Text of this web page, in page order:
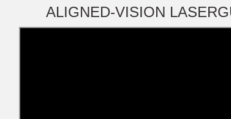
ALIGNED-VISION